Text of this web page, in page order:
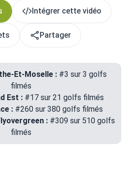
Intégrer cette vidéo
Partager
Et-Moselle : #3 sur 3 golfs
filmés
Est : #17 sur 21 golfs filmés
: #260 sur 380 golfs filmés
: #309 sur 510 golfs
filmés